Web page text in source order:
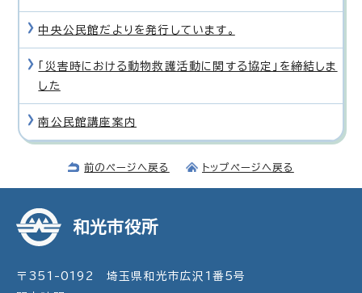
中央公民館だよりを発行しています。
「災害時における動物救護活動に関する協定」を締結しま
した
南公民館講座案内
前のページへ戻る トップページへ戻る
和光市役所
〒351-0192 埼玉県和光市広沢1番5号